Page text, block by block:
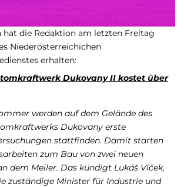
hat die Redaktion am letzten Freitag
Niederösterreichichen
erhalten:
Dukovany II kostet über
werden auf dem Gelände des
Dukovany erste
stattfinden. Damit starten
zum Bau von zwei neuen
dem Meiler. Das kündigt Lukáš Vlček,
zuständige Minister für Industrie und